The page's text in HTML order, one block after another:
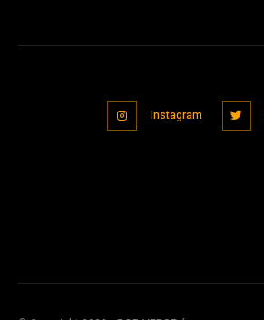
Instagram